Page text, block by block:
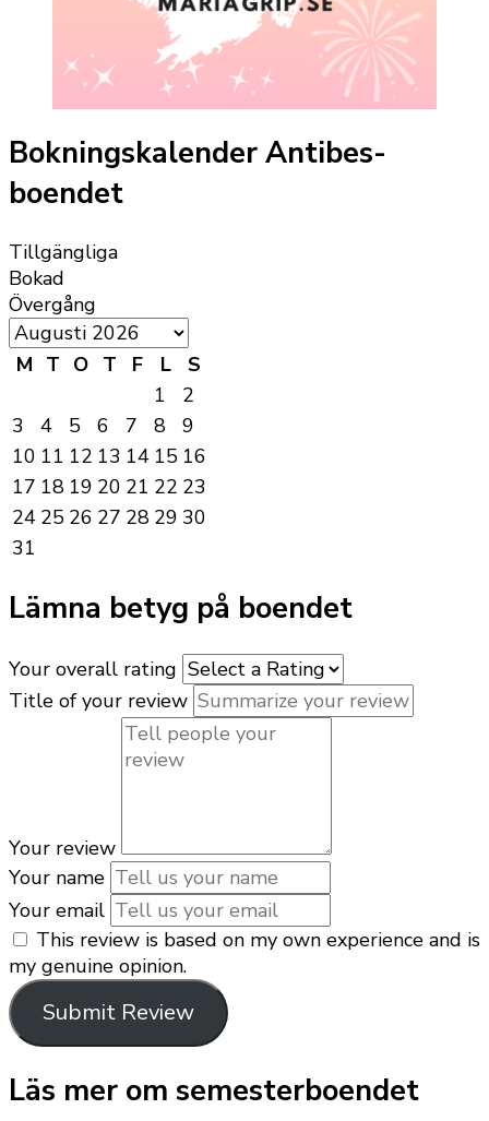
Bokningskalender Antibes-
boendet
Tillgängliga
Bokad
Övergång
M T O T F L
S
1
2
3
4 5 6 7 8
9
10 11 12 13 14 15 16
17 18 19 20 21 22 23
24 25 26 27 28 29 30
31
Lämna betyg på boendet
Your overall rating
Title of your review
Your review
Your name
Your email
This review is based on my own experience and is
my genuine opinion.
Submit Review
Läs mer om semesterboendet